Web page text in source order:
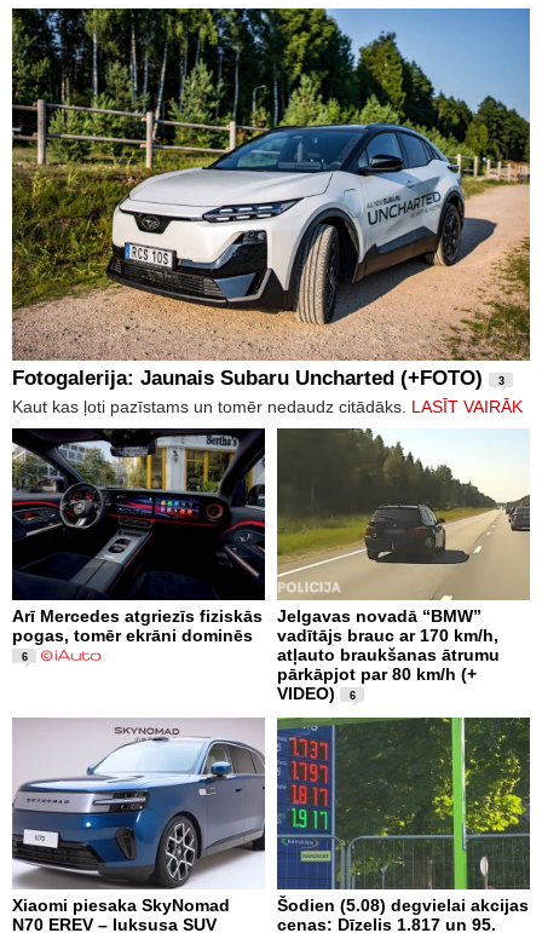
Fotogalerija: Jaunais Subaru Uncharted (+FOTO) 3
Kaut kas ļoti pazīstams un tomēr nedaudz citādāks. LASĪT VAIRĀK
Arī Mercedes atgriezīs fiziskās
pogas, tomēr ekrāni dominēs
6
Jelgavas novadā “BMW”
vadītājs brauc ar 170 km/h,
atļauto braukšanas ātrumu
pārkāpjot par 80 km/h (+
VIDEO)
6
Xiaomi piesaka SkyNomad
N70 EREV – luksusa SUV
Šodien (5.08) degvielai akcijas
cenas: Dīzelis 1.817 un 95.